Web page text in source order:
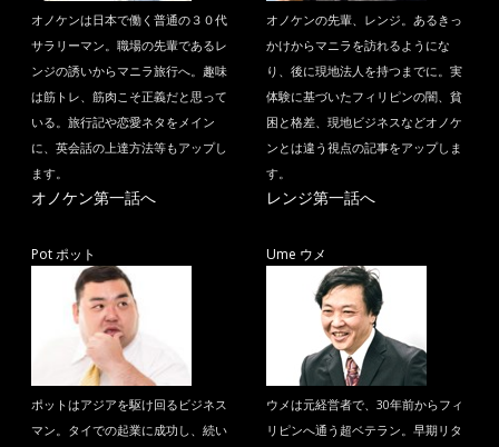
オノケンは日本で働く普通の３０代
サラリーマン。職場の先輩であるレ
ンジの誘いからマニラ旅行へ。趣味
は筋トレ、筋肉こそ正義だと思って
いる。旅行記や恋愛ネタをメイン
に、英会話の上達方法等もアップし
ます。
オノケン第一話へ
オノケンの先輩、レンジ。あるきっ
かけからマニラを訪れるようにな
り、後に現地法人を持つまでに。実
体験に基づいたフィリピンの闇、貧
困と格差、現地ビジネスなどオノケ
ンとは違う視点の記事をアップしま
す。
レンジ第一話へ
Pot ポット
ポットはアジアを駆け回るビジネス
マン。タイでの起業に成功し、続い
Ume ウメ
ウメは元経営者で、30年前からフィ
リピンへ通う超ベテラン。早期リタ